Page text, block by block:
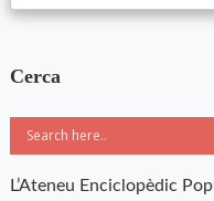
Cerca
L’Ateneu Enciclopèdic